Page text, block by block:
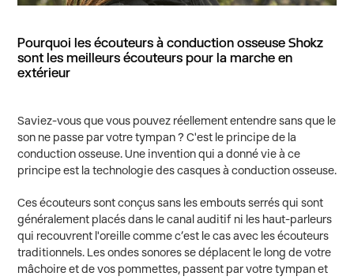
Pourquoi les écouteurs à conduction osseuse Shokz
sont les meilleurs écouteurs pour la marche en
extérieur
Saviez-vous que vous pouvez réellement entendre sans que le
son ne passe par votre tympan ? C'est le principe de la
conduction osseuse. Une invention qui a donné vie à ce
principe est la technologie des casques à conduction osseuse.
Ces écouteurs sont conçus sans les embouts serrés qui sont
généralement placés dans le canal auditif ni les haut-parleurs
qui recouvrent l'oreille comme c’est le cas avec les écouteurs
traditionnels. Les ondes sonores se déplacent le long de votre
mâchoire et de vos pommettes, passent par votre tympan et